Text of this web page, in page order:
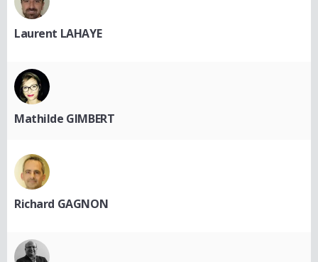
Laurent LAHAYE
Mathilde GIMBERT
Richard GAGNON